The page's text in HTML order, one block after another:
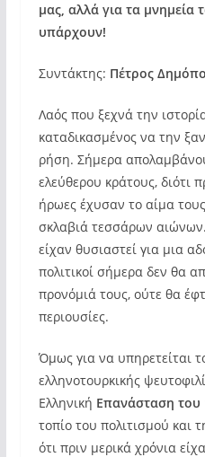
μας, αλλά για τα μνημεία
υπάρχουν!
Συντάκτης: Πέτρος
Λαός που ξεχνά την
καταδικασμένος να την
ρήση. Σήμερα
ελεύθερου κράτους, διότι
ήρωες έχυσαν το αίμα
σκλαβιά τεσσάρων
είχαν θυσιαστεί για μια
πολιτικοί σήμερα δεν θα
προνόμιά τους, ούτε θα
περιουσίες.
Όμως για να υπηρετείται
ελληνοτουρκικής
Ελληνική Επανάσταση του
τοπίο του πολιτισμού και
ότι πριν μερικά χρόνια